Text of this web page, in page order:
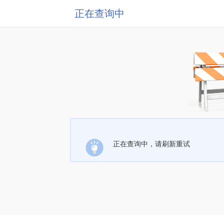
正在查询中
正在查询中，请刷新重试